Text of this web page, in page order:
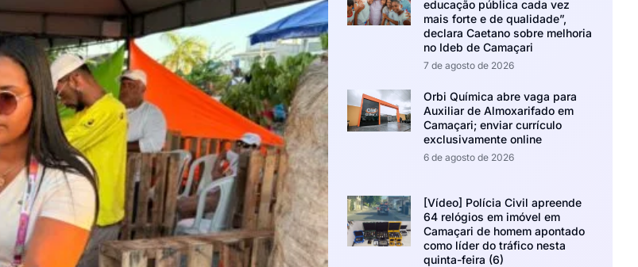
educação pública cada vez
mais forte e de qualidade”,
declara Caetano sobre melhoria
no Ideb de Camaçari
7 de agosto de 2026
Orbi Química abre vaga para
Auxiliar de Almoxarifado em
Camaçari; enviar currículo
exclusivamente online
6 de agosto de 2026
[Vídeo] Polícia Civil apreende
64 relógios em imóvel em
Camaçari de homem apontado
como líder do tráfico nesta
quinta-feira (6)